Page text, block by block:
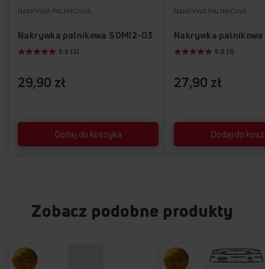
przeciwwypływowe gazu
gazowych Amica, w których zastosowano
specjalny zawór odcinający dopływ gazu.
29,90 zł
NAKRYWA PALNIKOWA
Nakrywka palnikowa SOMI2-03
Dodaj do koszyka
5.0 (2)
27,90 zł
NAKRYWA PALNIKOWA
Nakrywka
Dodaj do
5.0 (1)
Zobacz podobne produkty